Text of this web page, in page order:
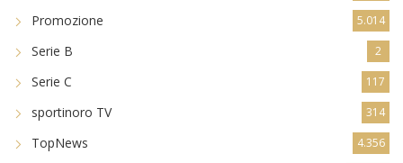
Promozione 5.014
Serie B 2
Serie C 117
sportinoro TV 314
TopNews 4.356